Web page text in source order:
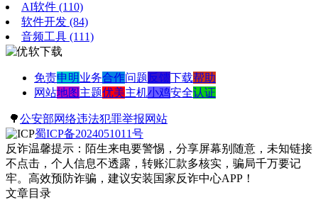
AI软件 (110)
软件开发 (84)
音频工具 (111)
免责申明业务合作问题反馈下载帮助
网站地图 主题优美主机小鸡安全认证
🌳公安部网络违法犯罪举报网站
蜀ICP备2024051011号
反诈温馨提示：陌生来电要警惕，分享屏幕别随意，未知链接
不点击，个人信息不透露，转账汇款多核实，骗局千万要记
牢。高效预防诈骗，建议安装国家反诈中心APP！
文章目录